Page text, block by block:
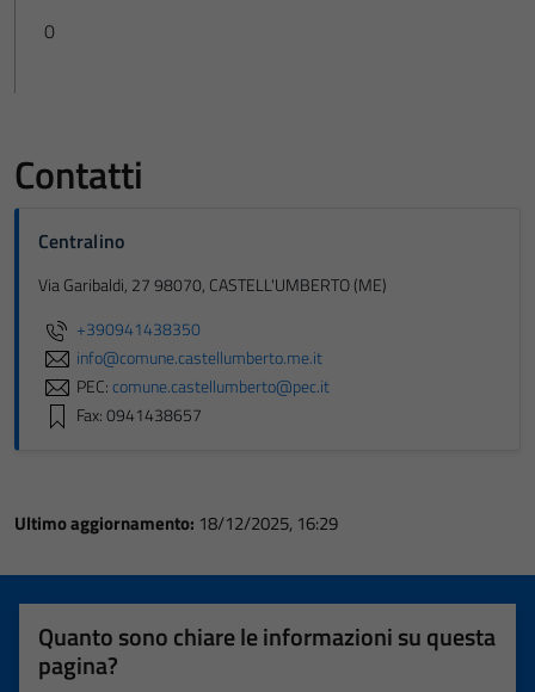
0
Contatti
Centralino
Via Garibaldi, 27 98070, CASTELL'UMBERTO (ME)
+390941438350
info@comune.castellumberto.me.it
PEC:comune.castellumberto@pec.it
Fax: 0941438657
Ultimo aggiornamento: 18/12/2025, 16:29
Quanto sono chiare le informazioni su questa
pagina?